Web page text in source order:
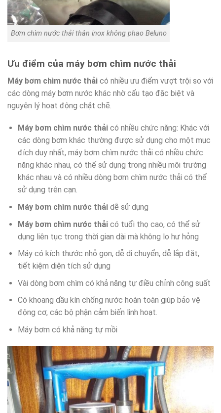
Bơm chìm nước thải thân inox không phao Beluno
Ưu điểm của máy bơm chìm nước thải
Máy bơm chìm nước thải có nhiều ưu điểm vượt trội so với
các dòng máy bơm nước khác nhờ cấu tạo đặc biệt và
nguyên lý hoạt động chặt chẽ.
Máy bơm chìm nước thảicó nhiều chức năng: Khác với
các dòng bơm khác thường được sử dụng cho một mục
đích duy nhất, máy bơm chìm nước thải có nhiều chức
năng khác nhau, có thể sử dụng trong nhiều môi trường
khác nhau và có nhiều dòng bơm chìm nước thải có thể
sử dụng trên cạn.
Máy bơm chìm nước thảidễ sử dụng
Máy bơm chìm nước thảicó tuổi thọ cao, có thể sử
dụng liên tục trong thời gian dài mà không lo hư hỏng
Máy có kích thước nhỏ gọn, dễ di chuyển, dễ lắp đặt,
tiết kiệm diện tích sử dụng
Vài dòng bơm chìm có khả năng tự điều chỉnh công suất
Có khoang dầu kín chống nước hoàn toàn giúp bảo vệ
động cơ, các bộ phận cảm biến linh hoạt.
Máy bơm có khả năng tự mồi